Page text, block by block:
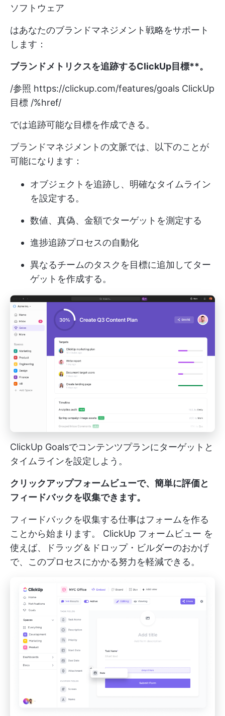
ソフトウェア
はあなたのブランドマネジメント戦略をサポート
します：
ブランドメトリクスを追跡するClickUp目標**。
/参照 https://clickup.com/features/goals ClickUp
目標 /%href/
では追跡可能な目標を作成できる。
ブランドマネジメントの文脈では、以下のことが
可能になります：
オブジェクトを追跡し、明確なタイムライン
を設定する。
数値、真偽、金額でターゲットを測定する
進捗追跡プロセスの自動化
異なるチームのタスクを目標に追加してター
ゲットを作成する。
ClickUp Goalsでコンテンツプランにターゲットと
タイムラインを設定しよう。
クリックアップフォームビューで、簡単に評価と
フィードバックを収集できます。
フィードバックを収集する仕事はフォームを作る
ことから始まります。 ClickUp フォームビュー を
使えば、ドラッグ＆ドロップ・ビルダーのおかげ
で、このプロセスにかかる努力を軽減できる。